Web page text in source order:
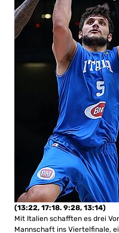
(13:22, 17:18. 9:28, 13:14)
Mit Italien schafften es drei
Mannschaft ins Viertelfinale,